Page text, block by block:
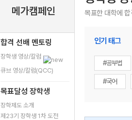
메가캠페인
합격 선배 멘토링
장학생 영상/칼럼
큐브 영상/칼럼(QCC)
목표달성 장학생
장학제도 소개
제23기 장학생 1차 도전
목표한 대학에
인기 태그
#공부법
#국어